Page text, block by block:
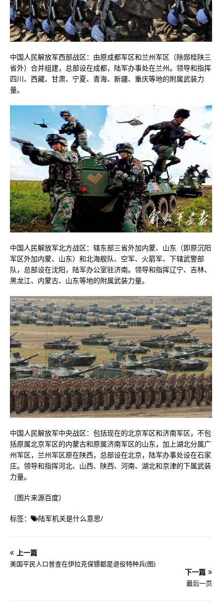
中国人民解放军西部战区：由原成都军区和兰州军区（除郧桂陕三
省外）合并组建，总部设在成都，陆军办事处在兰州。领导和指挥
四川、西藏、甘肃、宁夏、青海、新疆、重庆等地的附属武装力
量。
中国人民解放军北方战区：辖东部三省外加内蒙、山东（即原沉阳
军区外加内蒙、山东）和北海舰队、空军、火箭军、下辖武警部
队，总部设在沈阳，陆军办公室驻济南。领导和指挥辽宁、吉林、
黑龙江、内蒙古、山东等地的附属武装力量。
中国人民解放军中央战区：包括现在的北京军区和济南军区，不包
括原属北京军区的内蒙古和原属济南军区的山东，加上湖北分属广
州军区，兰州军区原在陕西，总部设在北京，陆军办事处设在石家
庄。领导和指挥河北、山西、陕西、河南、湖北和京津的下属武装
力量。
（图片来源百度）
标签： 陆军机关是什么意思/
上一篇
美国平民人口普查在伊拉克保镖都是退役特种兵(图)
下一篇
最后一页